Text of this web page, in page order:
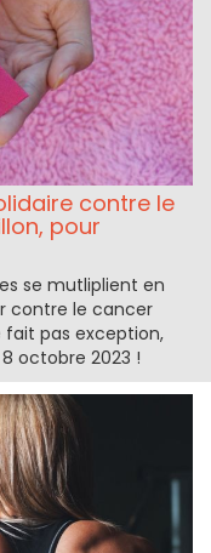
contre le
pour
se mutliplient en
contre le cancer
fait pas exception,
octobre 2023 !